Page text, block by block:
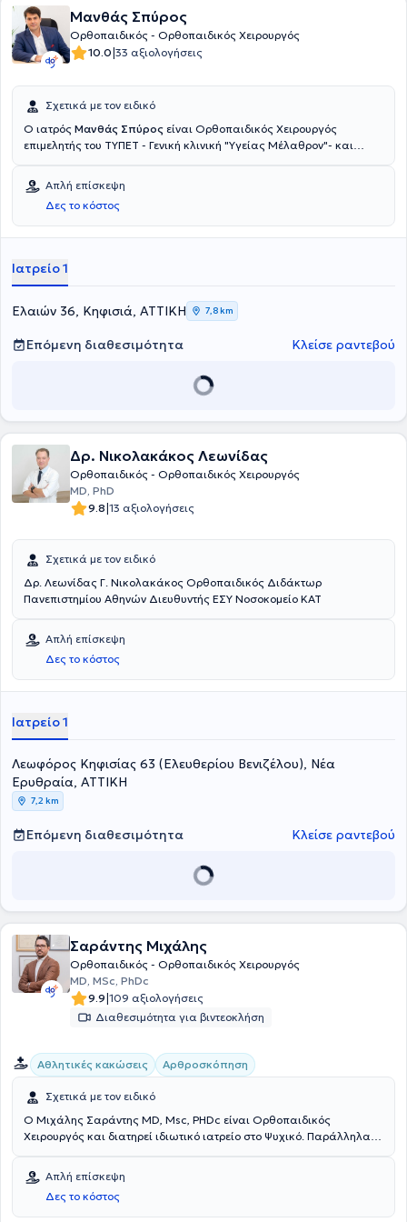
Μανθάς Σπύρος
Ορθοπαιδικός - Ορθοπαιδικός Χειρουργός
10.0|33 αξιολογήσεις
Σχετικά με τον ειδικό
Ο ιατρός Μανθάς Σπύρος είναι Ορθοπαιδικός Χειρουργός
επιμελητής του ΤΥΠΕΤ - Γενική κλινική "Υγείας Μέλαθρον"- και
Εξειδικεύεται στο κάτω άκρο, τις παθήσεις του ποδός και της
ποδοκνημικής. Φέρει μεγάλη εμπειρία στη τραυματολογία, τη
μικροχειρουργική του άνω άκρου και στις αθλητικές κακώσεις. Οι
μεταπτυχιακές του σπουδές αφορούσαν τον μεταβολισμό των οστών
Απλή επίσκεψη
Δες το κόστος
Ιατρείο 1
Ελαιών 36, Κηφισιά, ΑΤΤΙΚΗ 7,8 km
Επόμενη διαθεσιμότητα Κλείσε ραντεβού
Δρ. Νικολακάκος Λεωνίδας
Ορθοπαιδικός - Ορθοπαιδικός Χειρουργός
MD, PhD
9.8|13 αξιολογήσεις
Σχετικά με τον ειδικό
Δρ. Λεωνίδας Γ. Νικολακάκος Ορθοπαιδικός Διδάκτωρ
Πανεπιστημίου Αθηνών Διευθυντής ΕΣΥ Νοσοκομείο ΚΑΤ
Απλή επίσκεψη
Δες το κόστος
Ιατρείο 1
Λεωφόρος Κηφισίας 63 (Ελευθερίου Βενιζέλου), Νέα
Ερυθραία, ΑΤΤΙΚΗ
7,2 km
Επόμενη διαθεσιμότητα Κλείσε ραντεβού
Σαράντης Μιχάλης
Ορθοπαιδικός - Ορθοπαιδικός Χειρουργός
MD, MSc, PhDc
9.9|109 αξιολογήσεις
Διαθεσιμότητα για βιντεοκλήση
Αθλητικές κακώσεις Αρθροσκόπηση
Σχετικά με τον ειδικό
Ο Μιχάλης Σαράντης MD, Msc, PHDc είναι Ορθοπαιδικός
Χειρουργός και διατηρεί ιδιωτικό ιατρείο στο Ψυχικό. Παράλληλα,
στο Metropolitan Hospital. Έχει πολυετή εμπειρία καθώς έχει
ειδικευτεί στο Γενικό Νοσοκομείο Παίδων ''Αγία Σοφία'' και στη Δ'
Ορθοπαιδική κλινική του Γ.Ν.Α. ΚΑΤ., ενώ στο ίδιο νοσοκομείο έχει
εξειδικευτεί στη κλινική Χεριού-Άνω Άκρου - Μικροχειρουργικής,
Απλή επίσκεψη
Δες το κόστος